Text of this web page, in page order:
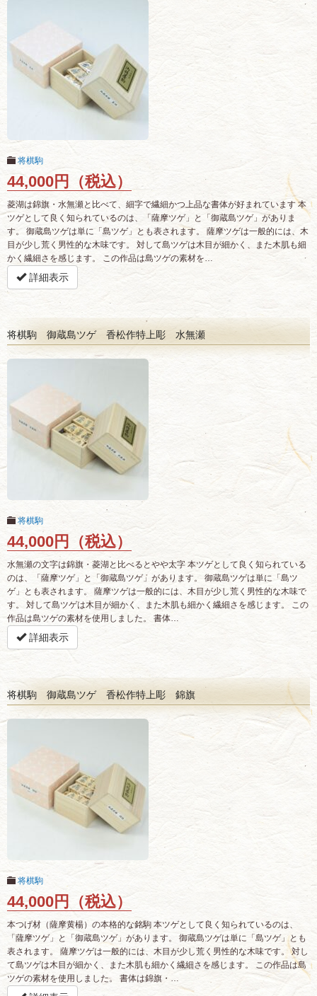
将棋駒
44,000円（税込）
菱湖は錦旗・水無瀬と比べて、細字で繊細かつ上品な書体が好まれています 本
ツゲとして良く知られているのは、「薩摩ツゲ」と「御蔵島ツゲ」がありま
す。 御蔵島ツゲは単に「島ツゲ」とも表されます。 薩摩ツゲは一般的には、木
目が少し荒く男性的な木味です。 対して島ツゲは木目が細かく、また木肌も細
かく繊細さを感じます。 この作品は島ツゲの素材を…
詳細表示
将棋駒 御蔵島ツゲ 香松作特上彫 水無瀬
将棋駒
44,000円（税込）
水無瀬の文字は錦旗・菱湖と比べるとやや太字 本ツゲとして良く知られている
のは、「薩摩ツゲ」と「御蔵島ツゲ」があります。 御蔵島ツゲは単に「島ツ
ゲ」とも表されます。 薩摩ツゲは一般的には、木目が少し荒く男性的な木味で
す。 対して島ツゲは木目が細かく、また木肌も細かく繊細さを感じます。 この
作品は島ツゲの素材を使用しました。 書体…
詳細表示
将棋駒 御蔵島ツゲ 香松作特上彫 錦旗
将棋駒
44,000円（税込）
本つげ材（薩摩黄楊）の本格的な銘駒 本ツゲとして良く知られているのは、
「薩摩ツゲ」と「御蔵島ツゲ」があります。 御蔵島ツゲは単に「島ツゲ」とも
表されます。 薩摩ツゲは一般的には、木目が少し荒く男性的な木味です。 対し
て島ツゲは木目が細かく、また木肌も細かく繊細さを感じます。 この作品は島
ツゲの素材を使用しました。 書体は錦旗・…